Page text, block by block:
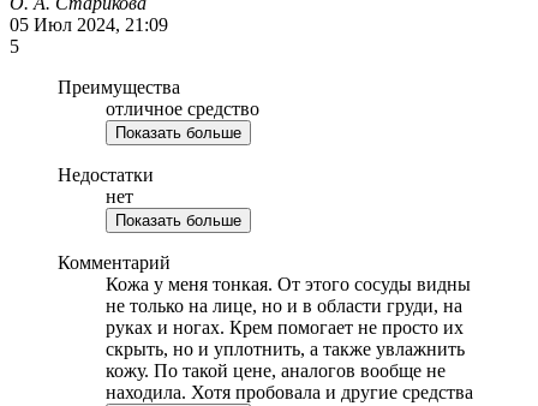
05 Июл 2024, 21:09
5
Преимущества
отличное средство
Показать больше
Недостатки
нет
Показать больше
Комментарий
Кожа у меня тонкая. От этого сосуды видны
не только на лице, но и в области груди, на
руках и ногах. Крем помогает не просто их
скрыть, но и уплотнить, а также увлажнить
кожу. По такой цене, аналогов вообще не
находила. Хотя пробовала и другие средства